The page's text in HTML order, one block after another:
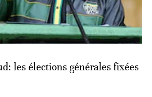
les élections générales fixées